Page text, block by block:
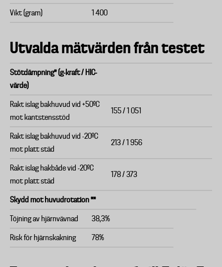
Vikt (gram) 1 400
Utvalda mätvärden från testet
Stötdämpning* (g-kraft / HIC-
värde)
Rakt islag bakhuvud vid +50ºC
mot kantstensstöd
155 / 1 051
Rakt islag bakhuvud vid -20ºC
mot platt städ
213 / 1 956
Rakt islag hakbåde vid -20ºC
mot platt städ
178 / 373
Skydd mot huvudrotation **
Töjning av hjärnvävnad 38,3%
Risk för hjärnskakning 78%